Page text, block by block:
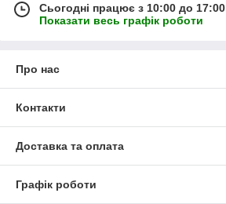
Сьогодні працює з 10:00 до 17:00
Показати весь графік роботи
Про нас
Контакти
Доставка та оплата
Графік роботи